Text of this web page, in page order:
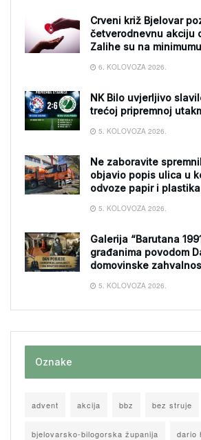
Crveni križ Bjelovar
četverodnevnu akciju
Zalihe su na minimumu
6. KOLOVOZA 2026.
NK Bilo uvjerljivo
trećoj pripremnoj
5. KOLOVOZA 2026.
Ne zaboravite
objavio popis ulica u
odvoze papir i plastika
5. KOLOVOZA 2026.
Galerija “Barutana
građanima povodom
domovinske
5. KOLOVOZA 2026.
Oznake
advent akcija bbz bez struje
bjelovarsko-bilogorska županija dario